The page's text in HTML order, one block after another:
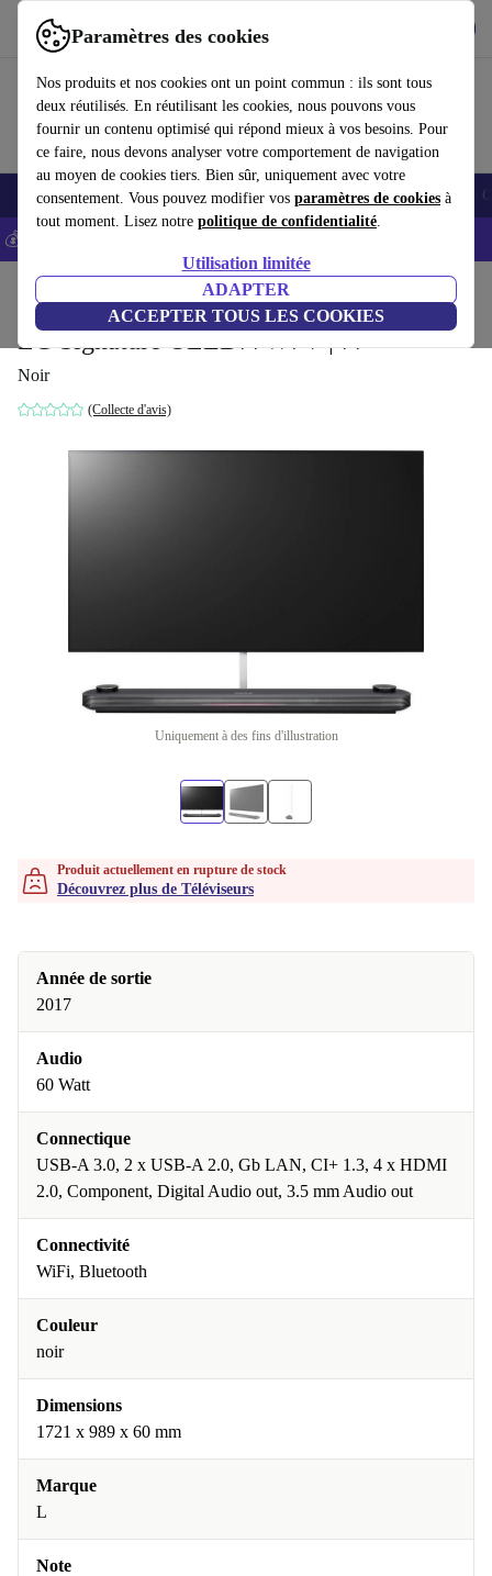
Paramètres des cookies
Nos produits et nos cookies ont un point commun : ils sont tous
deux réutilisés. En réutilisant les cookies, nous pouvons vous
fournir un contenu optimisé qui répond mieux à vos besoins. Pour
ce faire, nous devons analyser votre comportement de navigation
au moyen de cookies tiers. Bien sûr, uniquement avec votre
consentement. Vous pouvez modifier vos paramètres de cookies à
tout moment. Lisez notre politique de confidentialité.
Utilisation limitée
ADAPTER
ACCEPTER TOUS LES COOKIES
Utilisez refurbed rapidement et facilement
Smartphones Laptops Tablettes Montres connectées Accessoires
💰-5% EXTRA sur les iPhones – Code: IPHONEDEAL -
LG Signature OLED77W7V | 77"
Noir
(Collecte d'avis)
Uniquement à des fins d'illustration
Produit actuellement en rupture de stock
Découvrez plus de Téléviseurs
Année de sortie
2017
Audio
60 Watt
Connectique
USB-A 3.0, 2 x USB-A 2.0, Gb LAN, CI+ 1.3, 4 x HDMI
2.0, Component, Digital Audio out, 3.5 mm Audio out
Connectivité
WiFi, Bluetooth
Couleur
noir
Dimensions
1721 x 989 x 60 mm
Marque
L
Note